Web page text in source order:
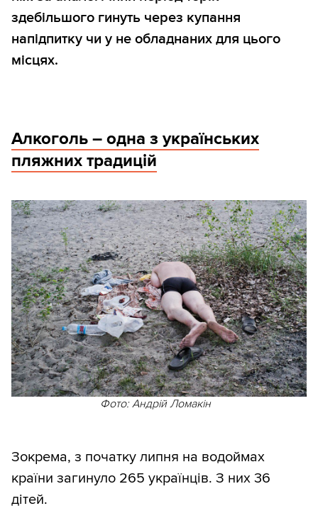
здебільшого гинуть через купання
напідпитку чи у не обладнаних для цього
місцях.
Алкоголь – одна з українських
пляжних традицій
Фото: Андрій Ломакін
Зокрема, з початку липня на водоймах
країни загинуло 265 українців. З них 36
дітей.